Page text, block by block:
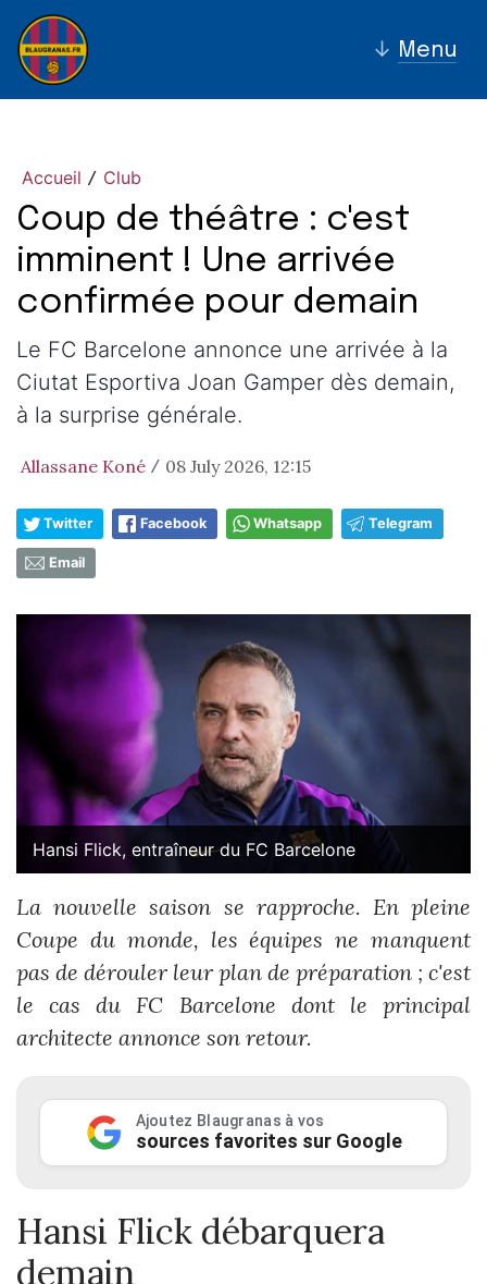
↓ Menu
Accueil / Club
Coup de théâtre : c'est
imminent ! Une arrivée
confirmée pour demain
Le FC Barcelone annonce une arrivée à la
Ciutat Esportiva Joan Gamper dès demain,
à la surprise générale.
Allassane Koné / 08 July 2026, 12:15
Twitter Facebook Whatsapp Telegram
Email
Hansi Flick, entraîneur du FC Barcelone
La nouvelle saison se rapproche. En pleine
Coupe du monde, les équipes ne manquent
pas de dérouler leur plan de préparation ; c'est
le cas du FC Barcelone dont le principal
architecte annonce son retour.
Ajoutez Blaugranas à vos
sources favorites sur Google
Hansi Flick débarquera
demain